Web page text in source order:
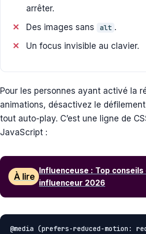
arrêter.
Des images sans
alt .
Un focus invisible au clavier.
Pour les personnes ayant activé la
animations, désactivez le
tout auto-play. C’est une ligne de
JavaScript :
À lire
Influenceuse : Top conseils
influenceur 2026
@media (prefers-reduced-motion: